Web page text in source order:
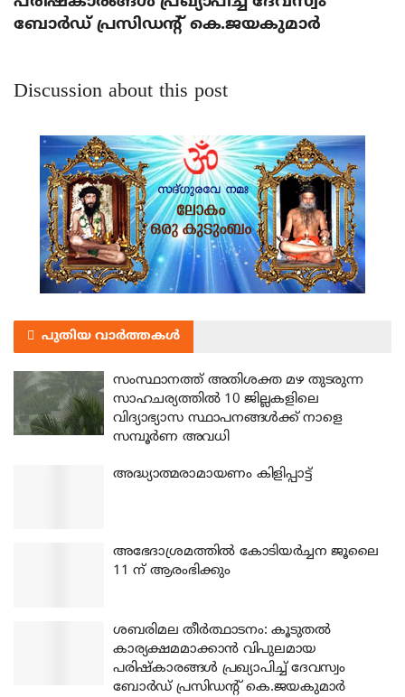
ബോര്‍ഡ് പ്രസിഡന്റ് കെ.ജയകുമാര്‍
Discussion about this post
പുതിയ വാർത്തകൾ
സംസ്ഥാനത്ത് അതിശക്ത മഴ തുടരുന്ന
സാഹചര്യത്തിൽ 10 ജില്ലകളിലെ
വിദ്യാഭ്യാസ സ്ഥാപനങ്ങൾക്ക് നാളെ
സമ്പൂർണ അവധി
അദ്ധ്യാത്മരാമായണം കിളിപ്പാട്ട്
അഭേദാശ്രമത്തില്‍ കോടിയര്‍ച്ചന ജൂലൈ
11 ന് ആരംഭിക്കും
ശബരിമല തീര്‍ത്ഥാടനം: കൂടുതല്‍
കാര്യക്ഷമമാക്കാന്‍ വിപുലമായ
പരിഷ്‌കാരങ്ങള്‍ പ്രഖ്യാപിച്ച് ദേവസ്വം
ബോര്‍ഡ് പ്രസിഡന്റ് കെ.ജയകുമാര്‍